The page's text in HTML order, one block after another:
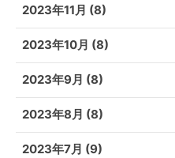
2023年11月 (8)
2023年10月 (8)
2023年9月 (8)
2023年8月 (8)
2023年7月 (9)